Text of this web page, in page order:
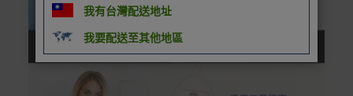
我有台灣配送地址
我要配送至其他地區